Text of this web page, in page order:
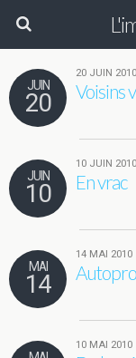
JUIN
20
20 JUIN 2010
Voisins
JUIN
10
10 JUIN 2010
En vrac
MAI
14
14 MAI 2010
10 MAI 2010